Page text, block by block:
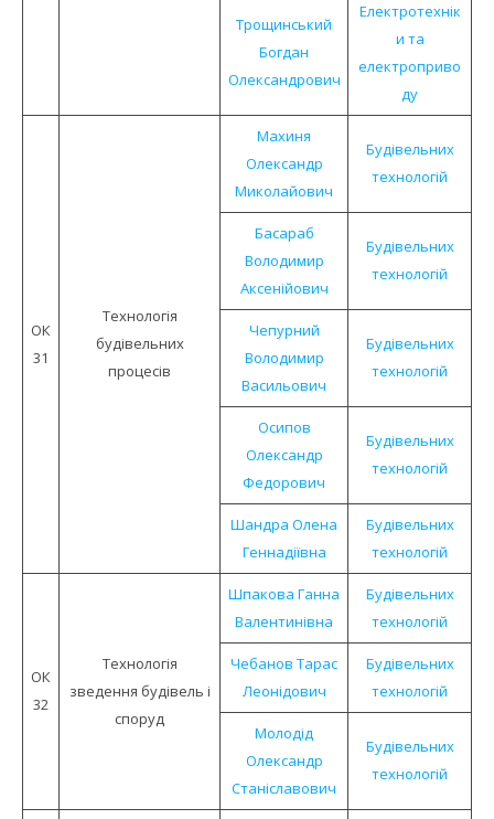
Трощинський
Богдан
Олександрович
Електротехнік
и та
електроприво
ду
ОК
31
Технологія
будiвельних
процесів
Махиня
Олександр
Миколайович
Будівельних
технологій
Басараб
Володимир
Аксенійович
Будівельних
технологій
Чепурний
Володимир
Васильович
Будівельних
технологій
Осипов
Олександр
Федорович
Будівельних
технологій
Шандра Олена
Геннадіївна
Будівельних
технологій
ОК
32
Технологiя
зведення будiвель i
споруд
Шпакова Ганна
Валентинівна
Будівельних
технологій
Чебанов Тарас
Леонідович
Будівельних
технологій
Молодід
Олександр
Станіславович
Будівельних
технологій